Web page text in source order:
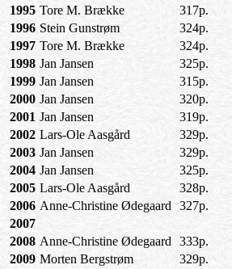
1995 Tore M. Brække 317p.
1996 Stein Gunstrøm 324p.
1997 Tore M. Brække 324p.
1998 Jan Jansen 325p.
1999 Jan Jansen 315p.
2000 Jan Jansen 320p.
2001 Jan Jansen 319p.
2002 Lars-Ole Aasgård 329p.
2003 Jan Jansen 329p.
2004 Jan Jansen 325p.
2005 Lars-Ole Aasgård 328p.
2006 Anne-Christine Ødegaard 327p.
2007
2008 Anne-Christine Ødegaard 333p.
2009 Morten Bergstrøm 329p.